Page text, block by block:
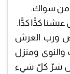
من سواك.
عيشنا كدًّا كدًّا.
ورب العرش
ومنزل
من شرّ كلّ شيء